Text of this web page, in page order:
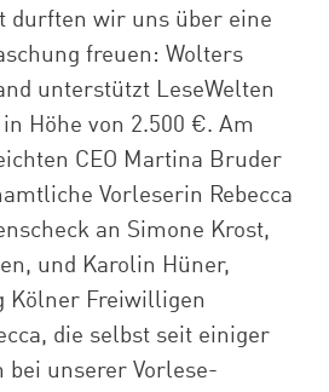
durften wir uns über eine
freuen: Wolters
unterstützt LeseWelten
Höhe von 2.500 €. Am
CEO Martina Bruder
Vorleserin Rebecca
an Simone Krost,
und Karolin Hüner,
Kölner Freiwilligen
die selbst seit einiger
bei unserer Vorlese-